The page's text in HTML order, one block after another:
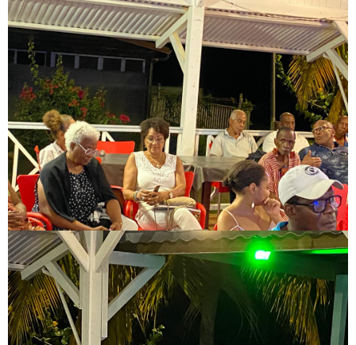
Image